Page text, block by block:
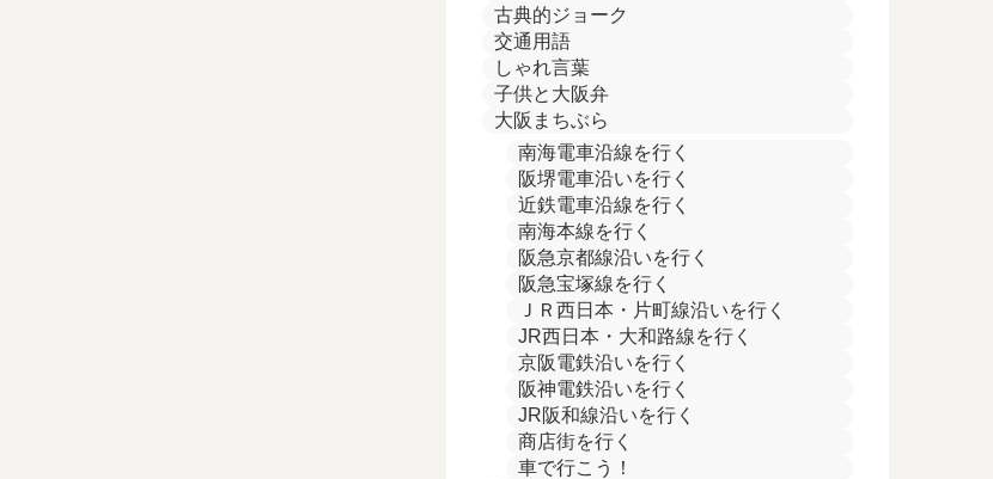
古典的ジョーク
交通用語
しゃれ言葉
子供と大阪弁
大阪まちぶら
南海電車沿線を行く
阪堺電車沿いを行く
近鉄電車沿線を行く
南海本線を行く
阪急京都線沿いを行く
阪急宝塚線を行く
ＪＲ西日本・片町線沿いを行く
JR西日本・大和路線を行く
京阪電鉄沿いを行く
阪神電鉄沿いを行く
JR阪和線沿いを行く
商店街を行く
車で行こう！